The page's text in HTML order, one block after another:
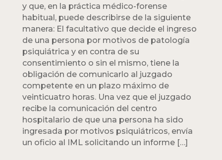
y que, en la práctica médico-forense
habitual, puede describirse de la siguiente
manera: El facultativo que decide el ingreso
de una persona por motivos de patología
psiquiátrica y en contra de su
consentimiento o sin el mismo, tiene la
obligación de comunicarlo al juzgado
competente en un plazo máximo de
veinticuatro horas. Una vez que el juzgado
recibe la comunicación del centro
hospitalario de que una persona ha sido
ingresada por motivos psiquiátricos, envía
un oficio al IML solicitando un informe […]